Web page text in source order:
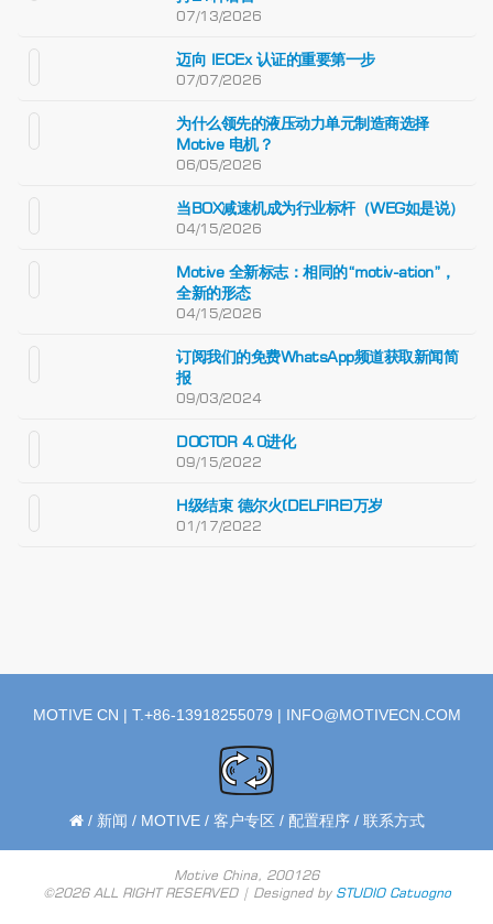
07/13/2026
迈向 IECEx 认证的重要第一步
07/07/2026
为什么领先的液压动力单元制造商选择
Motive 电机？
06/05/2026
当BOX减速机成为行业标杆（WEG如是说）
04/15/2026
Motive 全新标志：相同的“motiv-ation”，
全新的形态
04/15/2026
订阅我们的免费WhatsApp频道获取新闻简
报
09/03/2024
DOCTOR 4.0进化
09/15/2022
H级结束 德尔火(DELFIRE)万岁
01/17/2022
MOTIVE CN | T.+86-13918255079 | INFO@MOTIVECN.COM
/ 新闻 / MOTIVE/ 客户专区 / 配置程序/ 联系方式
Motive China, 200126
©2026 ALL RIGHT RESERVED | Designed by STUDIO Catuogno